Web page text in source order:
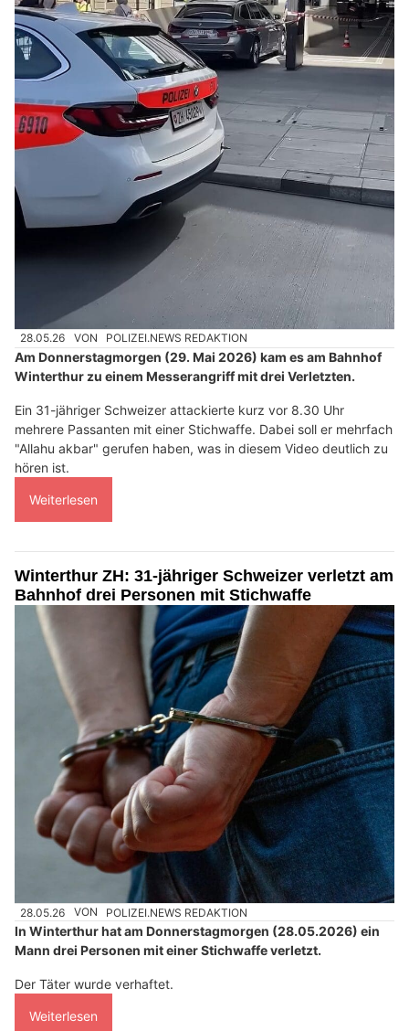
28.05.26 VON POLIZEI.NEWS REDAKTION
Am Donnerstagmorgen (29. Mai 2026) kam es am Bahnhof
Winterthur zu einem Messerangriff mit drei Verletzten.
Ein 31-jähriger Schweizer attackierte kurz vor 8.30 Uhr
mehrere Passanten mit einer Stichwaffe. Dabei soll er mehrfach
"Allahu akbar" gerufen haben, was in diesem Video deutlich zu
hören ist.
Weiterlesen
Winterthur ZH: 31-jähriger Schweizer verletzt am
Bahnhof drei Personen mit Stichwaffe
28.05.26 VON POLIZEI.NEWS REDAKTION
In Winterthur hat am Donnerstagmorgen (28.05.2026) ein
Mann drei Personen mit einer Stichwaffe verletzt.
Der Täter wurde verhaftet.
Weiterlesen